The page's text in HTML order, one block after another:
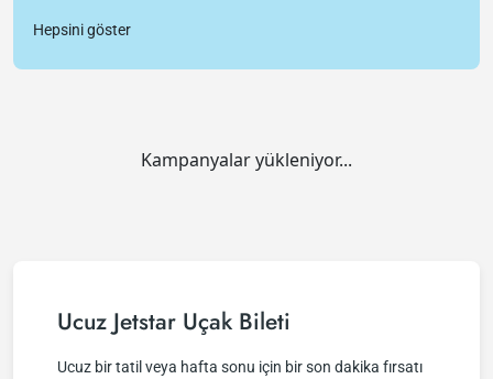
Hepsini göster
Kampanyalar yükleniyor...
Ucuz Jetstar Uçak Bileti
Ucuz bir tatil veya hafta sonu için bir son dakika fırsatı